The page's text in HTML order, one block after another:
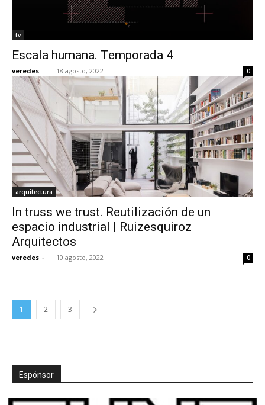
tv
Escala humana. Temporada 4
veredes - 18 agosto, 2022 0
arquitectura
In truss we trust. Reutilización de un
espacio industrial | Ruizesquiroz
Arquitectos
veredes - 10 agosto, 2022 0
1 2 3
Espónsor